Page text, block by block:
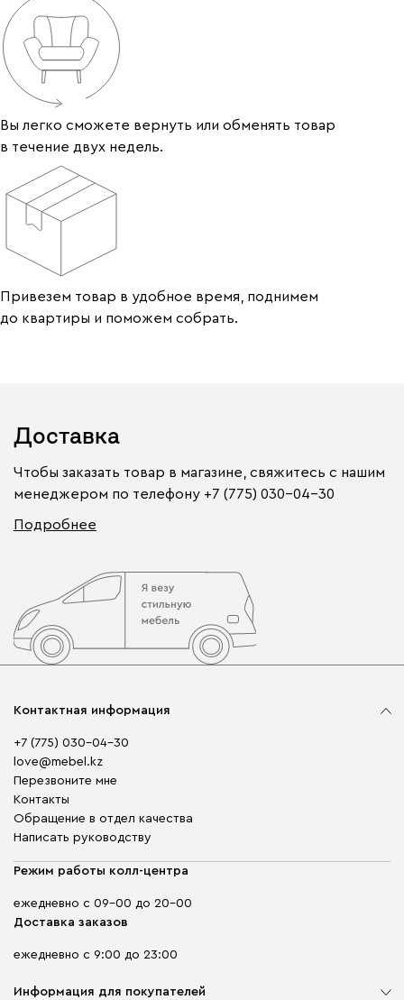
Вы легко сможете вернуть или обменять товар
в течение двух недель.
Привезем товар в удобное время, поднимем
до квартиры и поможем собрать.
Доставка
Чтобы заказать товар в магазине, свяжитесь с нашим
менеджером по телефону +7 (775) 030-04-30
Подробнее
Контактная информация
+7 (775) 030-04-30
love@mebel.kz
Перезвоните мне
Контакты
Обращение в отдел качества
Написать руководству
Режим работы колл-центра
ежедневно с 09-00 до 20-00
Доставка заказов
ежедневно с 9:00 до 23:00
Информация для покупателей